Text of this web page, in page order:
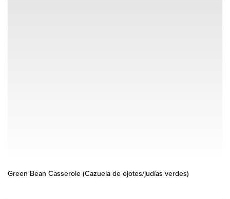
Green Bean Casserole (Cazuela de ejotes/judías verdes)